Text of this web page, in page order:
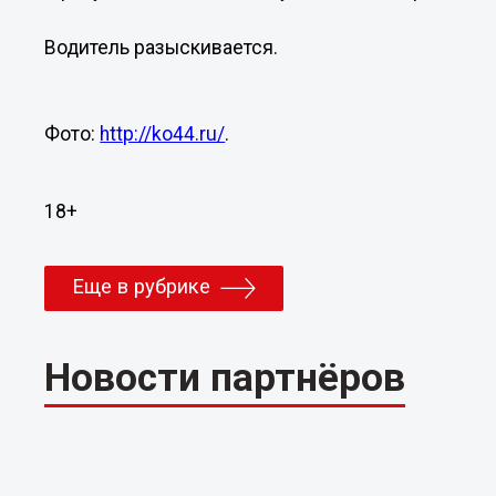
Водитель разыскивается.
Фото: http://ko44.ru/.
18+
Еще в рубрике
Новости партнёров